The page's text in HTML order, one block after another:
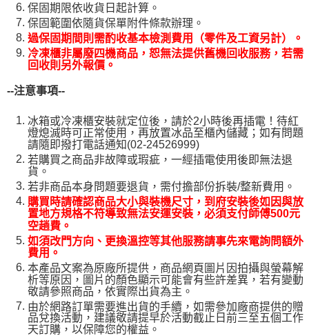
保固期限依收貨日起計算。
保固範圍依隨貨保單附件條款辦理。
過保固期間則需酌收基本檢測費用（零件及工資另計）。
冷凍櫃非屬廢四機商品，恕無法提供舊機回收服務，若需
回收則另外報價。
--注意事項--
冰箱或冷凍櫃安裝就定位後，請於2小時後再插電！待紅
燈熄滅時可正常使用，再放置冰品至櫃內儲藏；如有問題
請隨即撥打電話通知(02-24526999)
若購買之商品非故障或瑕疵，一經插電使用後即無法退
貨。
若非商品本身問題要退貨，需付擔部份拆裝/整新費用。
購買時請確認商品大小與裝機尺寸，到府安裝後如因與放
置地方規格不符導致無法安運安裝，必須支付師傅500元
空趟費。
如須改門方向、更換溫控等其他服務請事先來電詢問額外
費用。
本產品文案為原廠所提供，商品網頁圖片因拍攝與螢幕解
析等原因，圖片的顏色顯示可能會有些許差異，若有變動
敬請參照商品，依實際出貨為主。
由於網路訂單需要進出貨的手續，如需參加廠商提供的贈
品兌換活動，建議敬請提早於活動截止日前三至五個工作
天訂購，以保障您的權益。